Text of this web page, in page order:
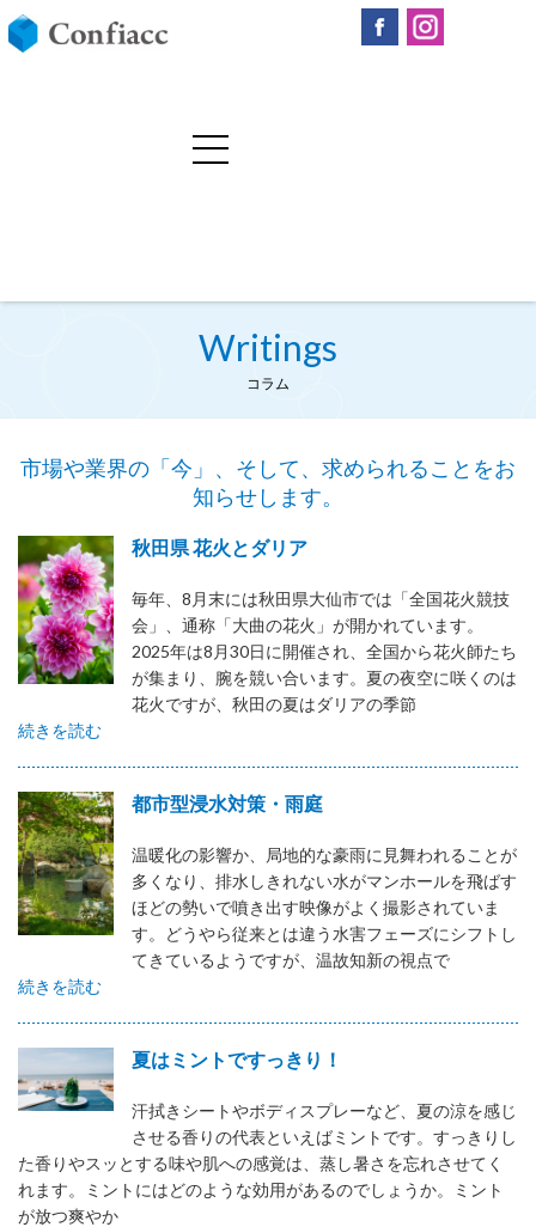
Writings
コラム
市場や業界の「今」、そして、求められることをお
知らせします。
秋田県 花火とダリア
毎年、8月末には秋田県大仙市では「全国花火競技
会」、通称「大曲の花火」が開かれています。
2025年は8月30日に開催され、全国から花火師たち
が集まり、腕を競い合います。夏の夜空に咲くのは
花火ですが、秋田の夏はダリアの季節
続きを読む
都市型浸水対策・雨庭
温暖化の影響か、局地的な豪雨に見舞われることが
多くなり、排水しきれない水がマンホールを飛ばす
ほどの勢いで噴き出す映像がよく撮影されていま
す。どうやら従来とは違う水害フェーズにシフトし
てきているようですが、温故知新の視点で
続きを読む
夏はミントですっきり！
汗拭きシートやボディスプレーなど、夏の涼を感じ
させる香りの代表といえばミントです。すっきりし
た香りやスッとする味や肌への感覚は、蒸し暑さを忘れさせてく
れます。ミントにはどのような効用があるのでしょうか。ミント
が放つ爽やか